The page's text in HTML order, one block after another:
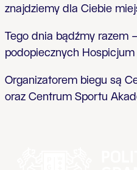
znajdziemy dla Ciebie
Tego dnia bądźmy razem
podopiecznych
Organizatorem biegu są
oraz Centrum Sportu